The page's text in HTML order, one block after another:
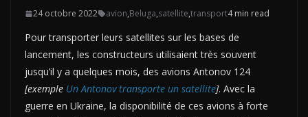
24 octobre 2022 avion,Beluga,satellite,transport4 min read
Pour transporter leurs satellites sur les bases de
lancement, les constructeurs utilisaient très souvent
jusqu’il y a quelques mois, des avions Antonov 124
[exemple Un Antonov transporte un satellite]. Avec la
guerre en Ukraine, la disponibilité de ces avions à forte